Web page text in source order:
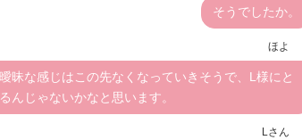
そうでしたか。
ほよ
昧な感じはこの先なくなっていきそうで、L様にと
んじゃないかなと思います。
Lさん